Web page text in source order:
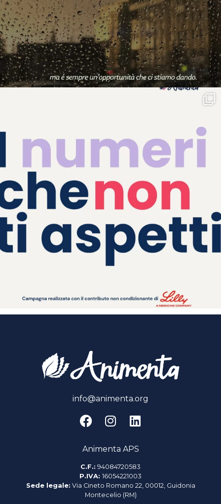
info@animenta.org
Animenta APS
C.F.: 94084720583
P.IVA: 16054221003
Sede legale: Via Cineto Romano 22, 00012, Guidonia
Montecelio (RM)